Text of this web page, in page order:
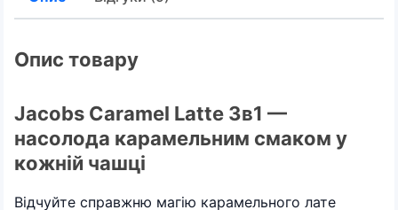
Опис товару
Jacobs Caramel Latte 3в1 —
насолода карамельним смаком у
кожній чашці
Відчуйте справжню магію карамельного лате